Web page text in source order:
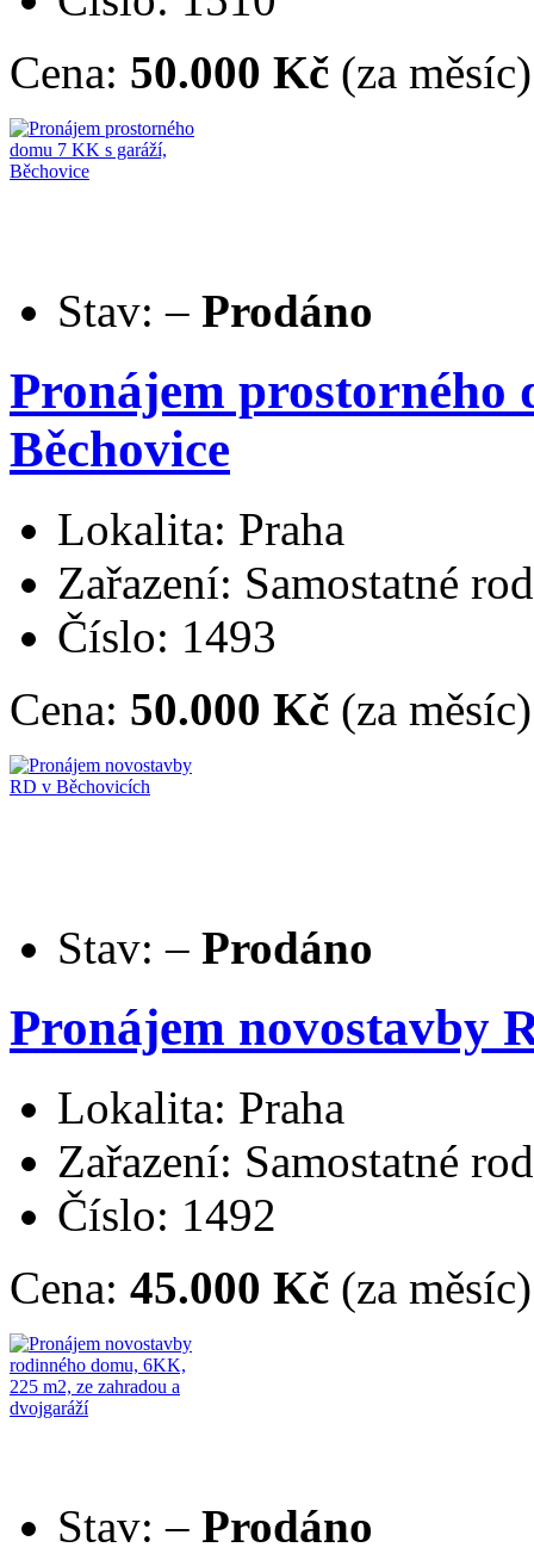
Cena: 50.000 Kč (za měsíc)
Stav: – Prodáno
Pronájem prostorného
Běchovice
Lokalita: Praha
Zařazení: Samostatné
Číslo: 1493
Cena: 50.000 Kč (za měsíc)
Stav: – Prodáno
Pronájem novostavby
Lokalita: Praha
Zařazení: Samostatné
Číslo: 1492
Cena: 45.000 Kč (za měsíc)
Stav: – Prodáno